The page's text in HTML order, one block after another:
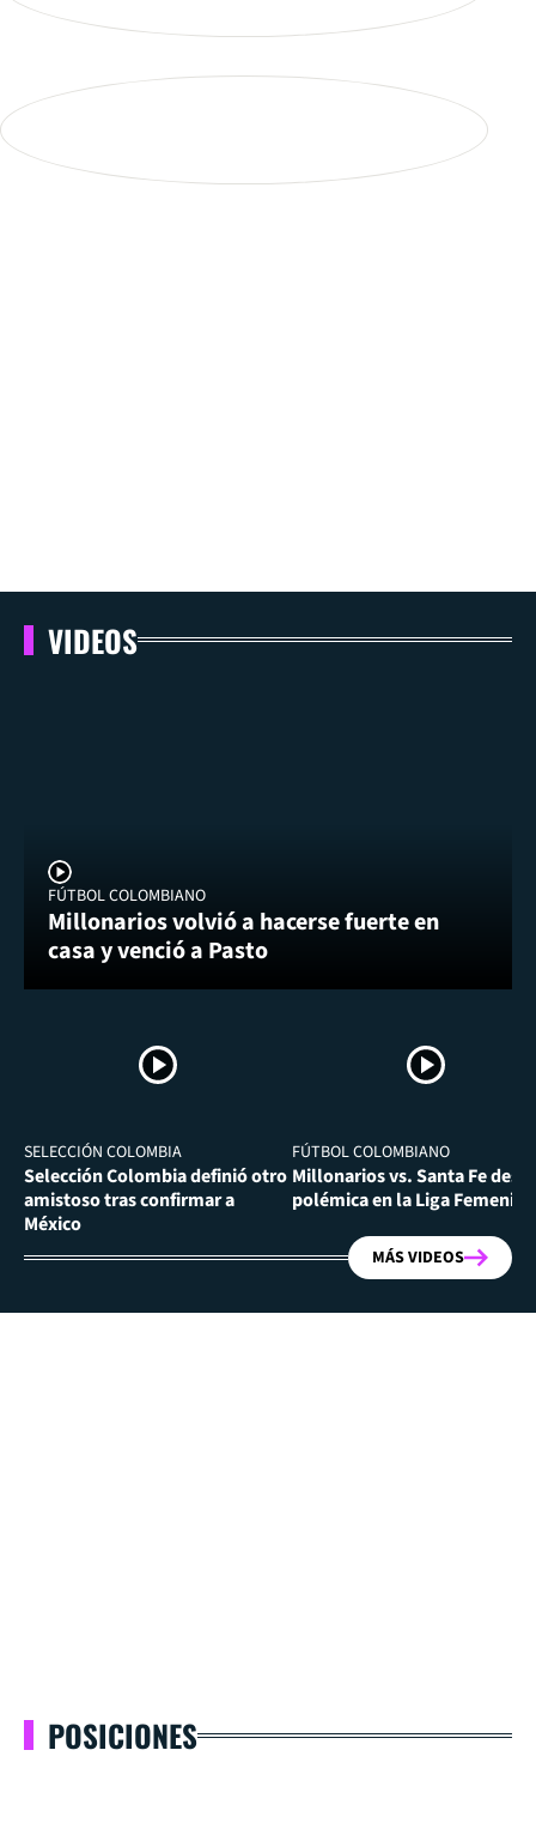
VIDEOS
FÚTBOL COLOMBIANO
Millonarios volvió a hacerse fuerte en
casa y venció a Pasto
SELECCIÓN COLOMBIA
Selección Colombia definió otro
amistoso tras confirmar a
México
FÚTBOL COLOMBIANO
Millonarios vs. Santa Fe
polémica en la Liga Femenina
MÁS VIDEOS
POSICIONES